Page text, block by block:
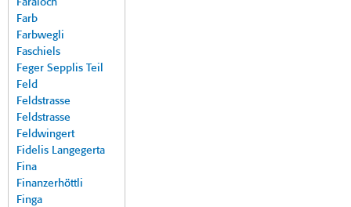
Faraloch
Farb
Farbwegli
Faschiels
Feger Sepplis Teil
Feld
Feldstrasse
Feldstrasse
Feldwingert
Fidelis Langegerta
Fina
Finanzerhöttli
Finga